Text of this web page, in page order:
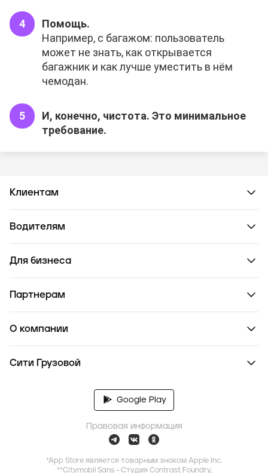
Помощь.
Например, с багажом: пользователь
может не знать, как открывается
багажник и как лучше уместить в нём
чемодан.
И, конечно, чистота. Это минимальное
требование.
Клиентам
Водителям
Для бизнеса
Партнерам
О компании
Сити Грузовой
Google Play
Правовая информация
*App Store является товарным знаком Apple Inc.
**Citymobil Sans - Студия Contrast Foundry,